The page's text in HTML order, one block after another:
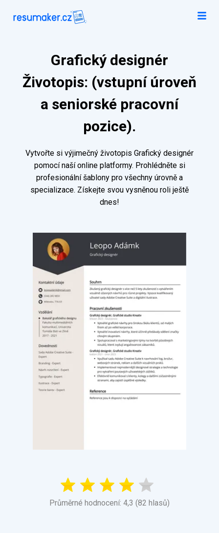
Grafický designér
Životopis: (vstupní úroveň
a seniorské pracovní
pozice).
Vytvořte si výjimečný životopis Grafický designér
pomocí naší online platformy. Prohlédněte si
profesionální šablony pro všechny úrovně a
specializace. Získejte svou vysněnou roli ještě
dnes!
Průměrné hodnocení: 4,3 (82 hlasů)